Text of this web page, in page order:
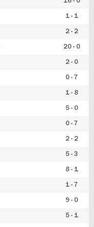
1 - 1
2 - 2
20 - 0
2 - 0
0 - 7
1 - 8
5 - 0
0 - 7
2 - 2
5 - 3
8 - 1
1 - 7
9 - 0
5 - 1